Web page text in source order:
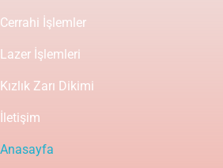
Cerrahi İşlemler
Lazer İşlemleri
Kızlık Zarı Dikimi
İletişim
Anasayfa